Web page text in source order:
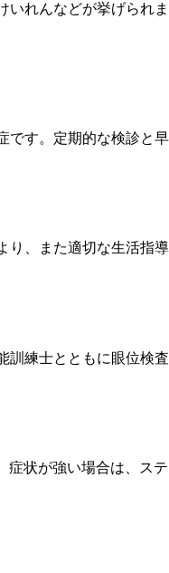
れんなどが挙げられ
す。定期的な検診と
、また適切な生活指
練士とともに眼位検
状が強い場合は、ス